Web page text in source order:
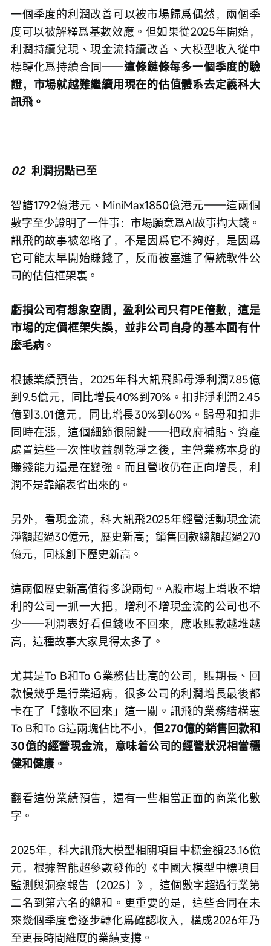
一個季度的利潤改善可以被市場歸爲偶然，兩個季
度可以被解釋爲基數效應。但如果從2025年開始，
利潤持續兌現、現金流持續改善、大模型收入從中
標轉化爲持續合同——這條鏈條每多一個季度的驗
證，市場就越難繼續用現在的估值體系去定義科大
訊飛。
02 利潤拐點已至
智譜1792億港元、MiniMax1850億港元——這兩個
數字至少證明了一件事：市場願意爲AI故事掏大錢。
訊飛的故事被忽略了，不是因爲它不夠好，是因爲
它可能太早開始賺錢了，反而被塞進了傳統軟件公
司的估值框架裏。
虧損公司有想象空間，盈利公司只有PE倍數，這是
市場的定價框架失誤，並非公司自身的基本面有什
麼毛病 。
根據業績預告，2025年科大訊飛歸母淨利潤7.85億
到9.5億元，同比增長40%到70%。扣非淨利潤2.45
億到3.01億元，同比增長30%到60%。歸母和扣非
同時在漲，這個細節很關鍵——把政府補貼、資產
處置這些一次性收益剝乾淨之後，主營業務本身的
賺錢能力還是在變強。而且營收仍在正向增長，利
潤不是靠縮表省出來的。
另外，看現金流，科大訊飛2025年經營活動現金流
淨額超過30億元，歷史新高；銷售回款總額超過270
億元，同樣創下歷史新高。
這兩個歷史新高值得多說兩句。A股市場上增收不增
利的公司一抓一大把，增利不增現金流的公司也不
少——利潤表好看但錢收不回來，應收賬款越堆越
高，這種故事大家見得太多了。
尤其是To B和To G業務佔比高的公司，賬期長、回
款慢幾乎是行業通病，很多公司的利潤增長最後都
卡在了「錢收不回來」這一關。訊飛的業務結構裏
To B和To G這兩塊佔比不小， 但270億的銷售回款和
30億的經營現金流，意味着公司的經營狀況相當穩
健和健康 。
翻看這份業績預告，還有一些相當正面的商業化數
字。
2025年，科大訊飛大模型相關項目中標金額23.16億
元，根據智能超參數發佈的《中國大模型中標項目
監測與洞察報告（2025）》，這個數字超過行業第
二名到第六名的總和。更重要的是，這些合同在未
來幾個季度會逐步轉化爲確認收入，構成2026年乃
至更長時間維度的業績支撐。